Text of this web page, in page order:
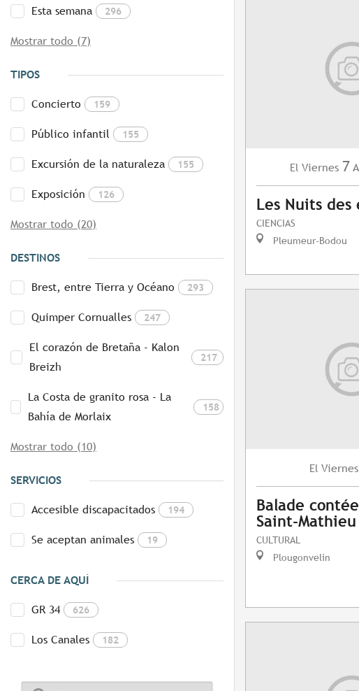
Esta semana 296
Mostrar todo (7)
TIPOS
Concierto 159
Público infantil 155
Excursión de la naturaleza 155
Exposición 126
Mostrar todo (20)
DESTINOS
Brest, entre Tierra y Océano 293
Quimper Cornualles 247
El corazón de Bretaña - Kalon
Breizh
217
La Costa de granito rosa - La
Bahía de Morlaix
158
Mostrar todo (10)
SERVICIOS
Accesible discapacitados 194
Se aceptan animales 19
CERCA DE AQUÍ
GR 34 626
Los Canales 182
El Viernes 7
Les Nuits des
CIENCIAS
Pleumeur-Bodou
El Viernes
Balade
Saint-Mathieu
CULTURAL
Plougonvelin